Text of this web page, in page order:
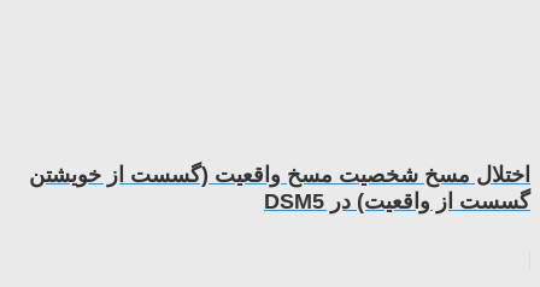
اختلال مسخ شخصیت مسخ واقعیت (گسست از خویشتن
گسست از واقعیت) در DSM5